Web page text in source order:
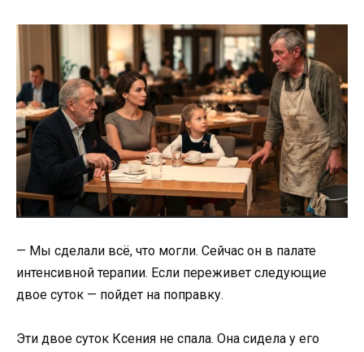
— Мы сделали всё, что могли. Сейчас он в палате
интенсивной терапии. Если переживет следующие
двое суток — пойдет на поправку.
Эти двое суток Ксения не спала. Она сидела у его